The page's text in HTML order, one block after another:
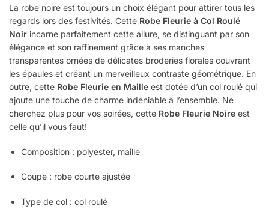
La robe noire est toujours un choix élégant pour attirer tous les
regards lors des festivités. Cette Robe Fleurie à Col Roulé
Noir incarne parfaitement cette allure, se distinguant par son
élégance et son raffinement grâce à ses manches
transparentes ornées de délicates broderies florales couvrant
les épaules et créant un merveilleux contraste géométrique. En
outre, cette Robe Fleurie en Maille est dotée d’un col roulé qui
ajoute une touche de charme indéniable à l’ensemble. Ne
cherchez plus pour vos soirées, cette Robe Fleurie Noire est
celle qu’il vous faut!
Composition : polyester, maille
Coupe : robe courte ajustée
Type de col : col roulé